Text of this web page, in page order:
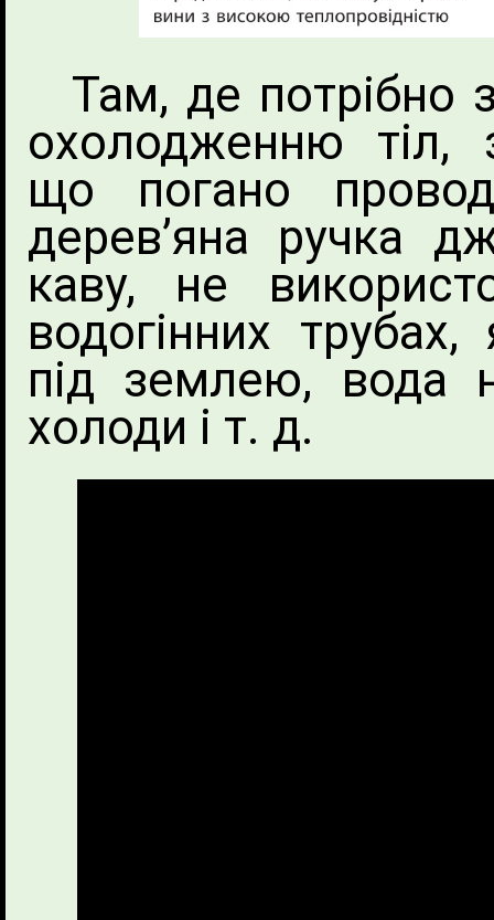
Там, де потрібно
охолодженню тіл,
що погано
дерев’яна ручка
каву, не
водогінних
під землею, вода
холоди і т. д.